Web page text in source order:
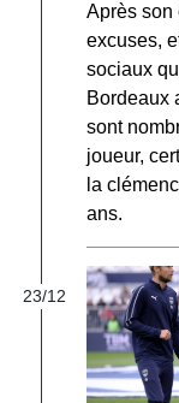
Après son
excuses,
sociaux
Bordeaux
sont
joueur,
la
ans.
23/12